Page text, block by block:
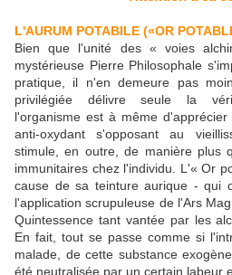
L'AURUM POTABILE («OR
Bien que l'unité des « voies
mystérieuse Pierre Philosophale
pratique, il n'en demeure pas
privilégiée délivre seule la
l'organisme est à même
anti-oxydant s'opposant au
stimule, en outre, de manière plus
immunitaires chez l'individu. L'« Or
cause de sa teinture aurique - qui
l'application scrupuleuse de l'Ars
Quintessence tant vantée par les
En fait, tout se passe comme si
malade, de cette substance
été neutralisée par un certain labeur